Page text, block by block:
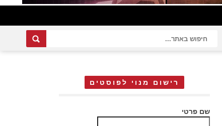
רישום מנוי לפוסטים
שם פרטי